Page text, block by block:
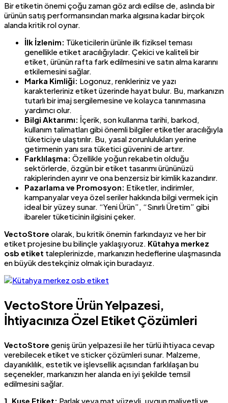
Bir etiketin önemi çoğu zaman göz ardı edilse de, aslında bir
ürünün satış performansından marka algısına kadar birçok
alanda kritik rol oynar.
İlk İzlenim: Tüketicilerin ürünle ilk fiziksel teması
genellikle etiket aracılığıyladır. Çekici ve kaliteli bir
etiket, ürünün rafta fark edilmesini ve satın alma kararını
etkilemesini sağlar.
Marka Kimliği: Logonuz, renkleriniz ve yazı
karakterleriniz etiket üzerinde hayat bulur. Bu, markanızın
tutarlı bir imaj sergilemesine ve kolayca tanınmasına
yardımcı olur.
Bilgi Aktarımı: İçerik, son kullanma tarihi, barkod,
kullanım talimatları gibi önemli bilgiler etiketler aracılığıyla
tüketiciye ulaştırılır. Bu, yasal zorunlulukları yerine
getirmenin yanı sıra tüketici güvenini de artırır.
Farklılaşma: Özellikle yoğun rekabetin olduğu
sektörlerde, özgün bir etiket tasarımı ürününüzü
rakiplerinden ayırır ve ona benzersiz bir kimlik kazandırır.
Pazarlama ve Promosyon: Etiketler, indirimler,
kampanyalar veya özel seriler hakkında bilgi vermek için
ideal bir yüzey sunar. “Yeni Ürün”, “Sınırlı Üretim” gibi
ibareler tüketicinin ilgisini çeker.
VectoStore olarak, bu kritik önemin farkındayız ve her bir
etiket projesine bu bilinçle yaklaşıyoruz. Kütahya merkez
osb etiket taleplerinizde, markanızın hedeflerine ulaşmasında
en büyük destekçiniz olmak için buradayız.
VectoStore Ürün Yelpazesi,
İhtiyacınıza Özel Etiket Çözümleri
VectoStore geniş ürün yelpazesi ile her türlü ihtiyaca cevap
verebilecek etiket ve sticker çözümleri sunar. Malzeme,
dayanıklılık, estetik ve işlevsellik açısından farklılaşan bu
seçenekler, markanızın her alanda en iyi şekilde temsil
edilmesini sağlar.
1. Kuşe Etiket: Parlak veya mat yüzeyli, uygun maliyetli ve